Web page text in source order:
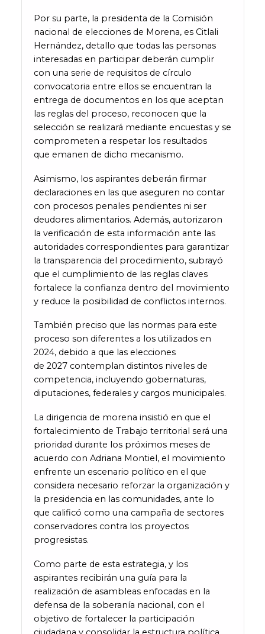
Por su parte, la presidenta de la Comisión
nacional de elecciones de Morena, es Citlali
Hernández, detallo que todas las personas
interesadas en participar deberán cumplir
con una serie de requisitos de círculo
convocatoria entre ellos se encuentran la
entrega de documentos en los que aceptan
las reglas del proceso, reconocen que la
selección se realizará mediante encuestas y se
comprometen a respetar los resultados
que emanen de dicho mecanismo.
Asimismo, los aspirantes deberán firmar
declaraciones en las que aseguren no contar
con procesos penales pendientes ni ser
deudores alimentarios. Además, autorizaron
la verificación de esta información ante las
autoridades correspondientes para garantizar
la transparencia del procedimiento, subrayó
que el cumplimiento de las reglas claves
fortalece la confianza dentro del movimiento
y reduce la posibilidad de conflictos internos.
También preciso que las normas para este
proceso son diferentes a los utilizados en
2024, debido a que las elecciones
de 2027 contemplan distintos niveles de
competencia, incluyendo gobernaturas,
diputaciones, federales y cargos municipales.
La dirigencia de morena insistió en que el
fortalecimiento de Trabajo territorial será una
prioridad durante los próximos meses de
acuerdo con Adriana Montiel, el movimiento
enfrente un escenario político en el que
considera necesario reforzar la organización y
la presidencia en las comunidades, ante lo
que calificó como una campaña de sectores
conservadores contra los proyectos
progresistas.
Como parte de esta estrategia, y los
aspirantes recibirán una guía para la
realización de asambleas enfocadas en la
defensa de la soberanía nacional, con el
objetivo de fortalecer la participación